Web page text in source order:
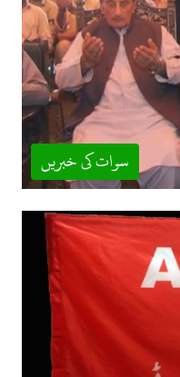
سوات کی خبریں